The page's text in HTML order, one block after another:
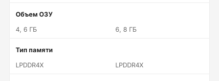
Объем ОЗУ
4, 6 ГБ
6, 8 ГБ
Тип памяти
LPDDR4X
LPDDR4X